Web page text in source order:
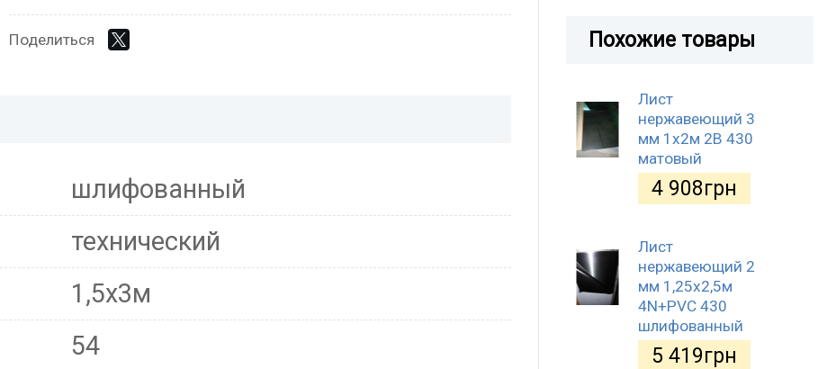
Поделиться
шлифованный
технический
1,5х3м
54
Похожие товары
Лист
нержавеющий 3
мм 1х2м 2B 430
матовый
4 908грн
Лист
нержавеющий 2
мм 1,25х2,5м
4N+PVC 430
шлифованный
5 419грн